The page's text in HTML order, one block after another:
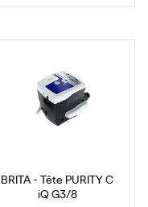
BRITA - Tête PURITY C
iQ G3/8